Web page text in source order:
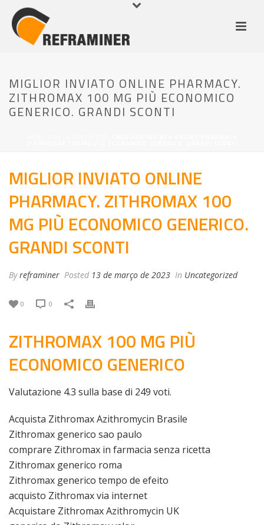
MIGLIOR INVIATO ONLINE PHARMACY.
ZITHROMAX 100 MG PIÙ ECONOMICO
GENERICO. GRANDI SCONTI
MIGLIOR INVIATO ONLINE
PHARMACY. ZITHROMAX 100
MG PIÙ ECONOMICO GENERICO.
GRANDI SCONTI
Byreframiner Posted 13 de março de 2023 In Uncategorized
0 0
ZITHROMAX 100 MG PIÙ
ECONOMICO GENERICO
Valutazione 4.3 sulla base di 249 voti.
Acquista Zithromax Azithromycin Brasile
Zithromax generico sao paulo
comprare Zithromax in farmacia senza ricetta
Zithromax generico roma
Zithromax generico tempo de efeito
acquisto Zithromax via internet
Acquistare Zithromax Azithromycin UK